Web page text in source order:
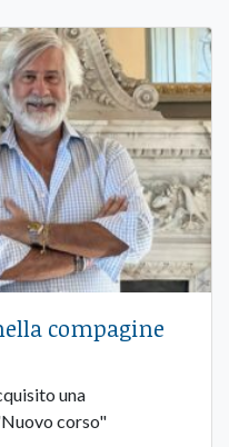
compagine
una
corso"